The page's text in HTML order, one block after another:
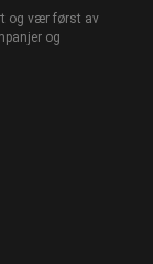
og vær først av
og